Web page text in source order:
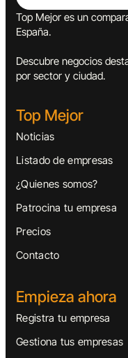
Top Mejor es un
España.
Descubre negocios
por sector y ciudad.
Top Mejor
Noticias
Listado de empresas
¿Quienes somos?
Patrocina tu empresa
Precios
Contacto
Empieza ahora
Registra tu empresa
Gestiona tus empresas